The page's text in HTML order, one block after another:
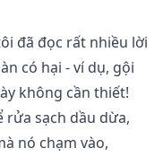
đã đọc rất nhiều lời
có hại - ví dụ, gội
không cần thiết!
rửa sạch dầu dừa,
nó chạm vào,